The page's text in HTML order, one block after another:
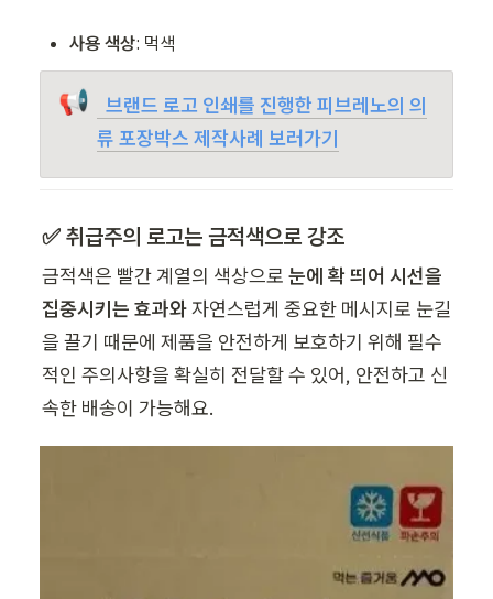
사용 색상: 먹색
📢
  브랜드 로고 인쇄를 진행한 피브레노의 의
류 포장박스 제작사례 보러가기
✅ 취급주의 로고는 금적색으로 강조
금적색은 빨간 계열의 색상으로 눈에 확 띄어 시선을
집중시키는 효과와 자연스럽게 중요한 메시지로 눈길
을 끌기 때문에 제품을 안전하게 보호하기 위해 필수
적인 주의사항을 확실히 전달할 수 있어, 안전하고 신
속한 배송이 가능해요.